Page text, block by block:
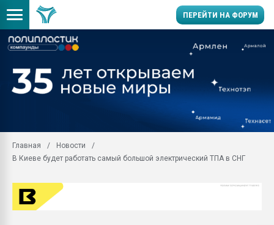
ПЕРЕЙТИ НА ФОРУМ
Вакуум-формовочные
28.07.2026
Главная
Новости
В Киеве будет работать самый большой электрический ТПА в СНГ